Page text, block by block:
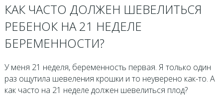
КАК ЧАСТО ДОЛЖЕН ШЕВЕЛИТЬСЯ
РЕБЕНОК НА 21 НЕДЕЛЕ
БЕРЕМЕННОСТИ?
У меня 21 неделя, беременность первая. Я только один
раз ощутила шевеления крошки и то неуверено как-то. А
как часто на 21 неделе должен шевелиться плод?